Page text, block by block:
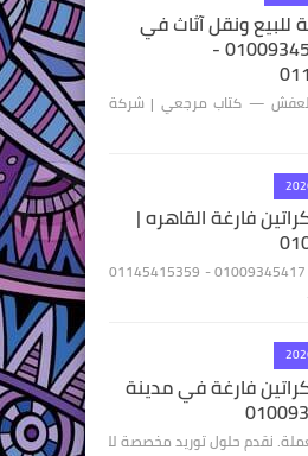
للبيع ونقل آثاث في
الرحاب 01009345417 -
العفش — كتاب مرجعي | شركة
فارغة القاهره |
محلات بيع كراتين فارغة القاهرة 01009345417 - 01145415359
فارغة في مدينة
نقدم حلول توريد مخصصة للشركات